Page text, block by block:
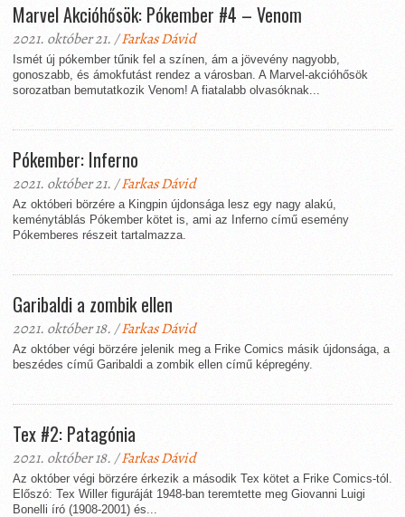
Marvel Akcióhősök: Pókember #4 – Venom
2021. október 21. /Farkas Dávid
Ismét új pókember tűnik fel a színen, ám a jövevény nagyobb,
gonoszabb, és ámokfutást rendez a városban. A Marvel-akcióhősök
sorozatban bemutatkozik Venom! A fiatalabb olvasóknak...
Pókember: Inferno
2021. október 21. /Farkas Dávid
Az októberi börzére a Kingpin újdonsága lesz egy nagy alakú,
keménytáblás Pókember kötet is, ami az Inferno című esemény
Pókemberes részeit tartalmazza.
Garibaldi a zombik ellen
2021. október 18. /Farkas Dávid
Az október végi börzére jelenik meg a Frike Comics másik újdonsága, a
beszédes című Garibaldi a zombik ellen című képregény.
Tex #2: Patagónia
2021. október 18. /Farkas Dávid
Az október végi börzére érkezik a második Tex kötet a Frike Comics-tól.
Előszó: Tex Willer figuráját 1948-ban teremtette meg Giovanni Luigi
Bonelli író (1908-2001) és...